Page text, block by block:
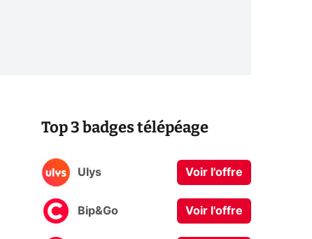
Top 3 badges télépéage
Ulys Voir l'offre
Bip&Go Voir l'offre